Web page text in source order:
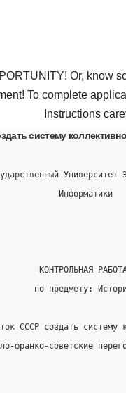
Or, know
To complete
Instructions
систему
Университет
Информатики
КОНТРОЛЬНАЯ
по предмету:
СССР создать систему
франко-советские